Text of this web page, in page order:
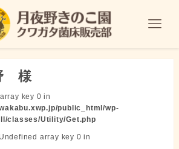
様
key 0 in
public_html/wp-
classes/Utility/Get.php
array key 0 in